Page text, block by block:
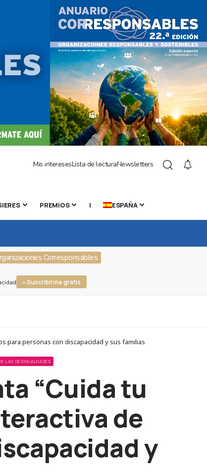
Mis interesesLista de lecturaNewsletters
PREMIOS | ESPAÑA
Corresponsables
» Suscribirme gratis
para personas con discapacidad y sus familias
LAS DESIGUALDADES
“Cuida tu
de
y